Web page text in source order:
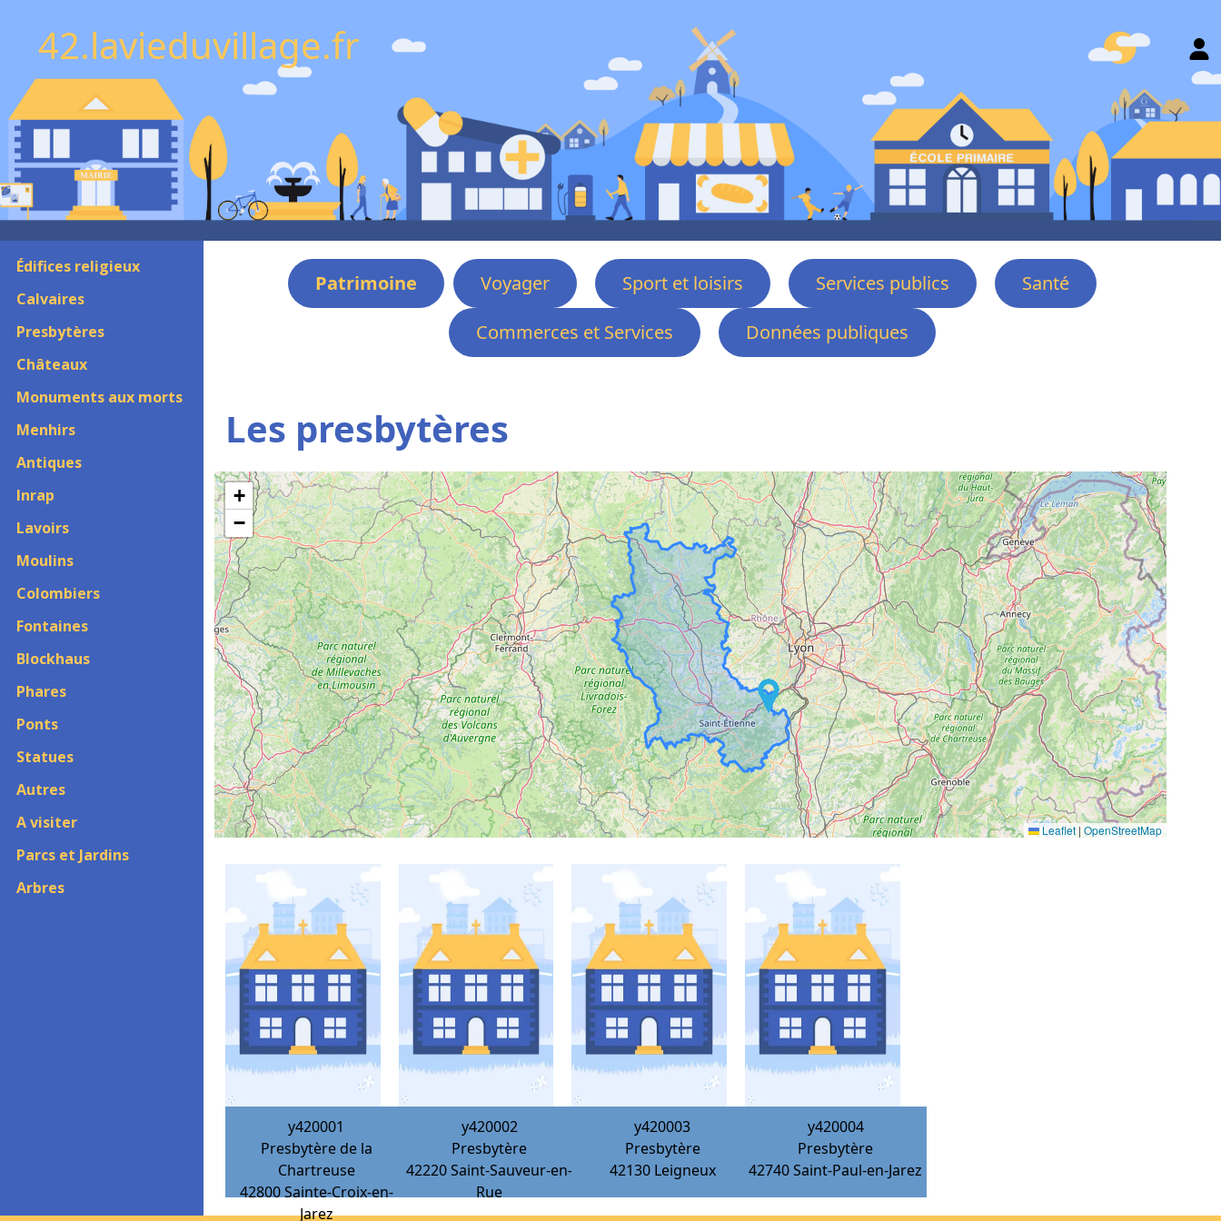
42.lavieduvillage.fr
Édifices religieux
Calvaires
Presbytères
Châteaux
Monuments aux morts
Menhirs
Antiques
Inrap
Lavoirs
Moulins
Colombiers
Fontaines
Blockhaus
Phares
Ponts
Statues
Autres
A visiter
Parcs et Jardins
Arbres
Patrimoine Voyager Sport et loisirs Services publics
Santé
Commerces et Services
Données publiques
Les presbytères
+
−
Leaflet | OpenStreetMap
y420001
Presbytère de la
Chartreuse
42800 Sainte-Croix-en-
Jarez
y420002
Presbytère
42220Saint-Sauveur-en-
Rue
y420003
Presbytère
42130 Leigneux
y420004
Presbytère
42740 Saint-Paul-en-Jarez